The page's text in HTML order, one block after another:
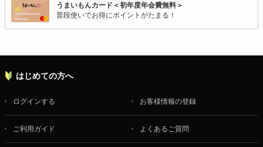
うまいもんカード＜初年度年会費無料＞
普段使いでお得にポイントがたまる！
はじめての方へ
ログインする お客様情報の登録
ご利用ガイド よくあるご質問